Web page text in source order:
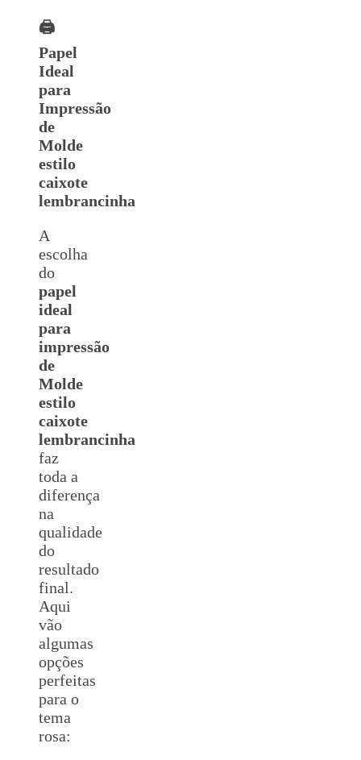
🖨️
Papel
Ideal
para
Impressão
de
Molde
estilo
caixote
lembrancinha
A
escolha
do
papel
ideal
para
impressão
de
Molde
estilo
caixote
lembrancinha
faz
toda a
diferença
na
qualidade
do
resultado
final.
Aqui
vão
algumas
opções
perfeitas
para o
tema
rosa: